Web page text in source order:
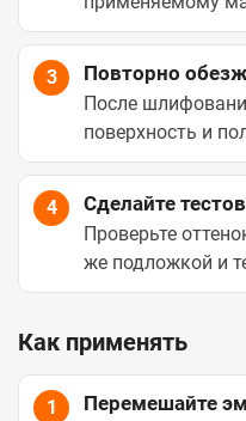
3 Повторно
После
поверхность и
4 Сделайте
Проверьте
же подложкой и
Как применять
1 Перемешайте